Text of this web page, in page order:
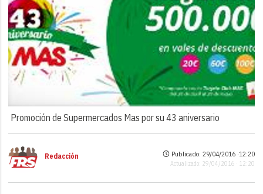
Promoción de Supermercados Mas por su 43 aniversario
Redacción Publicado: 29/04/2016 ·12:20
Actualizado: 29/04/2016 · 12:20